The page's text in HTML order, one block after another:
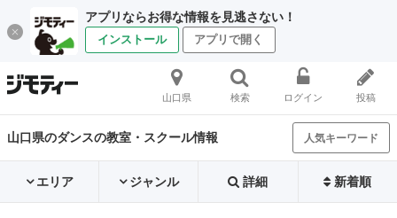
アプリならお得な情報を見逃さない！
インストール アプリで開く
山口県 検索 ログイン 投稿
山口県のダンスの教室・スクール情報 人気キーワード
エリア ジャンル 詳細 新着順